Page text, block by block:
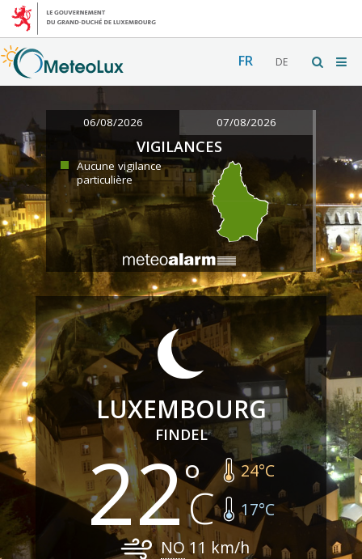
FR DE
06/08/2026 07/08/2026
VIGILANCES
Aucune vigilance
particulière
LUXEMBOURG
FINDEL
22 24°C
17°C
NO 11 km/h